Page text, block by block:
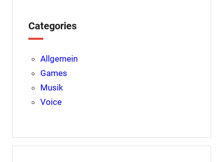
Categories
Allgemein
Games
Musik
Voice